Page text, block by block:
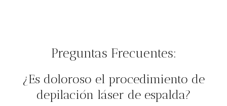
Preguntas Frecuentes:
¿Es doloroso el procedimiento de
depilación láser de espalda?